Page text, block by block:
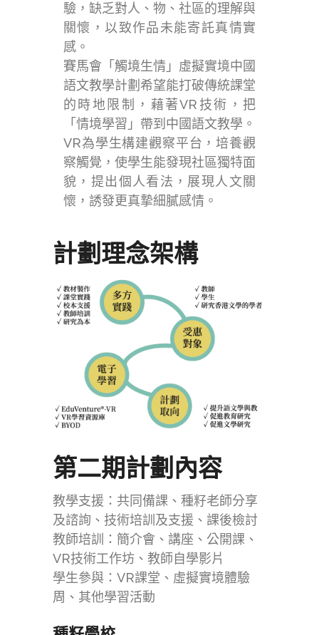
驗，缺乏對人、物、社區的理解與
關懷，以致作品未能寄託真情實
感。
賽馬會「觸境生情」虛擬實境中國
語文教學計劃希望能打破傳統課堂
的時地限制，藉著VR技術，把
「情境學習」帶到中國語文教學。
VR為學生構建觀察平台，培養觀
察觸覺，使學生能發現社區獨特面
貌，提出個人看法，展現人文關
懷，誘發更真摯細膩感情。
計劃理念架構
第二期計劃內容
教學支援：共同備課、種籽老師分享
及諮詢、技術培訓及支援、課後檢討
教師培訓：簡介會、講座、公開課、
VR技術工作坊、教師自學影片
學生參與：VR課堂、虛擬實境體驗
周、其他學習活動